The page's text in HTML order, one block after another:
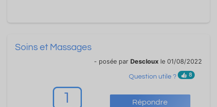
1 Répondre
Soins et Massages
- posée par Descloux le 01/08/2022
Question utile ? 8